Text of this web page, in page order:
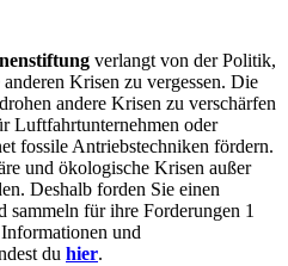
verlangt von der Politik,
Krisen zu vergessen. Die
andere Krisen zu verschärfen
Luftfahrtunternehmen oder
fossile Antriebstechniken fördern.
und ökologische Krisen außer
Deshalb forden Sie einen
sammeln für ihre Forderungen 1
und
du hier.